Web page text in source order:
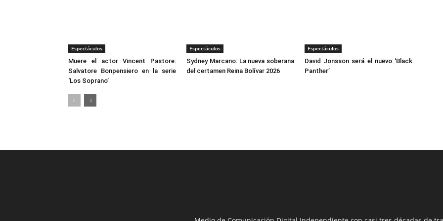
Espectáculos
Muere el actor Vincent Pastore:
Salvatore Bonpensiero en la serie
‘Los Soprano’
Espectáculos
Sydney Marcano: La nueva soberana
del certamen Reina Bolívar 2026
Espectáculos
David Jonsson será el nuevo ‘Black
Panther’